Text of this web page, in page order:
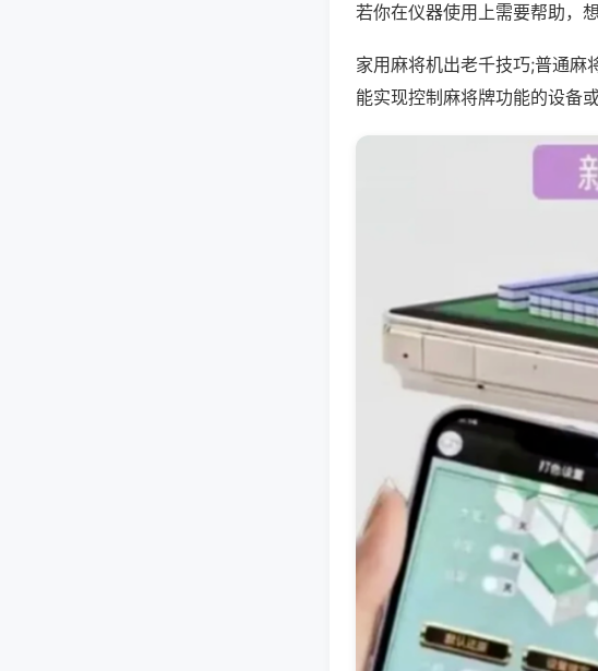
若你在仪器使用上需要帮助，
家用麻将机出老千技巧;普通麻
能实现控制麻将牌功能的设备或